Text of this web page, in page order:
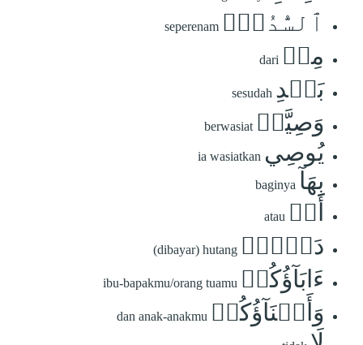
ٱلسُّدُسُۚ seperenam
مِنۢ dari
بَعۡدِ sesudah
وَصِيَّةٖ berwasiat
يُوصِي ia wasiatkan
بِهَآ baginya
أَوۡ atau
دَيۡنٍۗ (dibayar) hutang
ءَابَآؤُكُمۡ ibu-bapakmu/orang tuamu
وَأَبۡنَآؤُكُمۡ dan anak-anakmu